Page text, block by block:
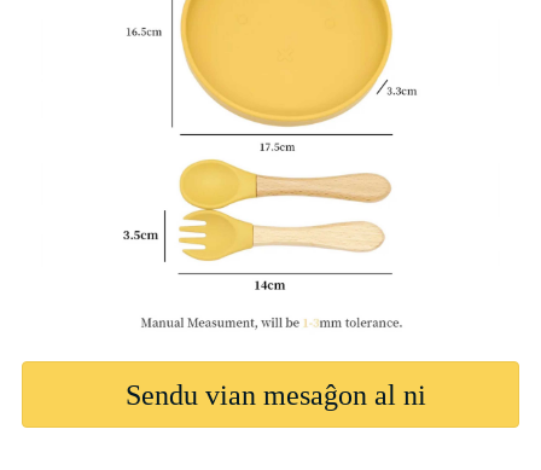
Sendu vian mesaĝon al ni